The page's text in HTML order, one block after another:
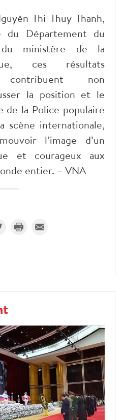
Thi Thuy Thanh,
du Département du
ministère de la
ces résultats
contribuent non
la position et le
de la Police populaire
scène internationale,
l’image d’un
et courageux aux
entier. – VNA